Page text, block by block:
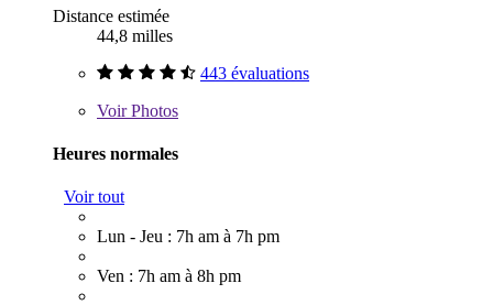
Distance estimée
44,8 milles
443 évaluations
VoirPhotos
Heures normales
Voir tout
Lun - Jeu : 7h am à 7h pm
Ven : 7h am à 8h pm